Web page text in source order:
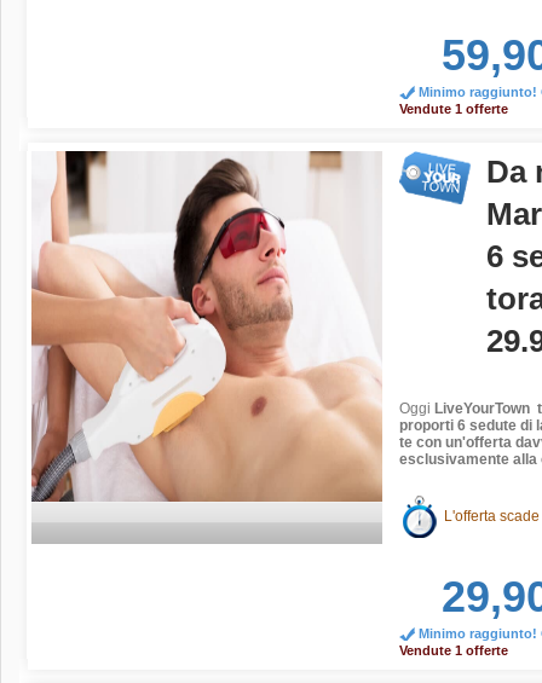
Minimo raggiunto!
Vendute 1 offerte
Da
6
Oggi LiveYourTown
proporti 6 sedute di
te con un'offerta
esclusivamente
L'offerta
Minimo raggiunto!
Vendute 1 offerte